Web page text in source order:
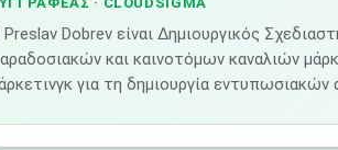
Dobrev είναι Δημιουργικός
και καινοτόμων καναλιών
για τη δημιουργία